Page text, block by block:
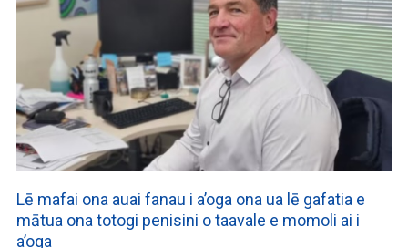
Lē mafai ona auai fanau i a’oga ona ua lē gafatia e
mātua ona totogi penisini o taavale e momoli ai i
a’oga